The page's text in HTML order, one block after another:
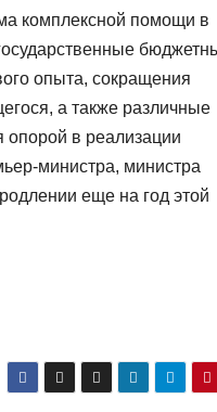
комплексной помощи в
опыта, сокращения
а также различные
в реализации
министра, министра
еще на год этой